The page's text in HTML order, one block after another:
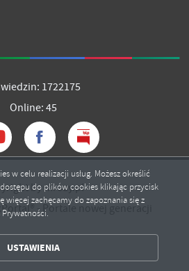
1722175
Online: 45
by mrozy.pl
- Portale nowej generacji
w celu realizacji usług. Możesz określić
do plików cookies klikając przycisk
więcej zachęcamy do zapoznania się z
USTAWIENIA
WYBRANE
NA WSZYSTKIE